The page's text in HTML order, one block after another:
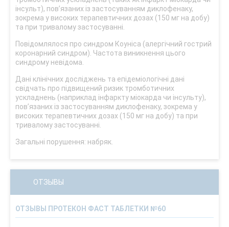
інсульт), пов’язаних із застосуванням диклофенаку,
зокрема у високих терапевтичних дозах (150 мг на добу)
та при тривалому застосуванні.
Повідомлялося про синдром Коуніса (алергічний гострий
коронарний синдром). Частота виникнення цього
синдрому невідома.
Дані клінічних досліджень та епідеміологічні дані
свідчать про підвищений ризик тромботичних
ускладнень (наприклад інфаркту міокарда чи інсульту),
пов’язаних із застосуванням диклофенаку, зокрема у
високих терапевтичних дозах (150 мг на добу) та при
тривалому застосуванні.
Загальні порушення: набряк.
ОТЗЫВЫ
ОТЗЫВЫ ПРОТЕКОН ФАСТ ТАБЛЕТКИ №60